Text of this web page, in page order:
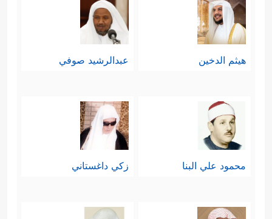
هيثم الدخين عبدالرشيد صوفي
محمود علي البنا زكي داغستاني